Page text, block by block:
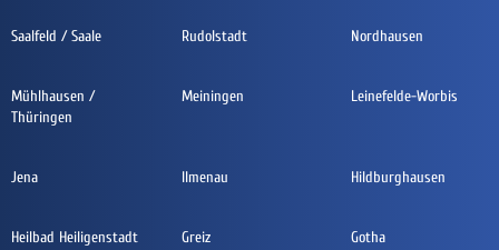
Saalfeld / Saale Rudolstadt Nordhausen
Mühlhausen /
Thüringen
Meiningen Leinefelde-Worbis
Jena Ilmenau Hildburghausen
Heilbad Heiligenstadt Greiz Gotha